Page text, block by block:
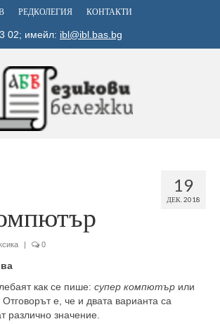
РЕДКОЛЕГИЯ КОНТАКТИ
02; имейл: ibl@ibl.bas.bg
19
ДЕК. 2018
| 0
как се пише: супер компютър или
. Отговорът е, че и двата варианта са
различно значение.